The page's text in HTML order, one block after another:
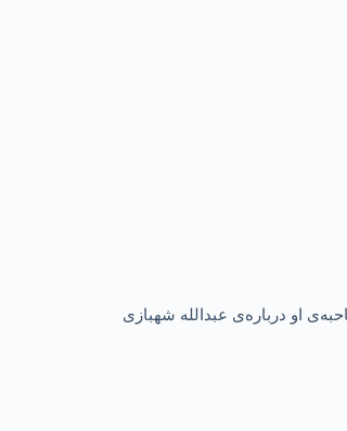
او درباره‌ی عبدالله شهبازی